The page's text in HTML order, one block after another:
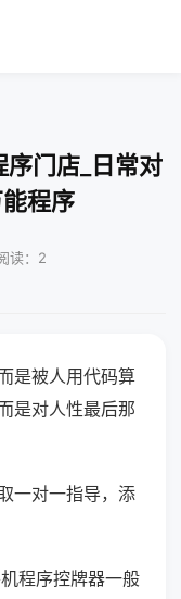
门店_日常对
程序
读：2
是被人用代码算
是对人性最后那
一对一指导，添
程序控牌器一般